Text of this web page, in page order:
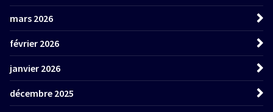
mars 2026
février 2026
janvier 2026
décembre 2025